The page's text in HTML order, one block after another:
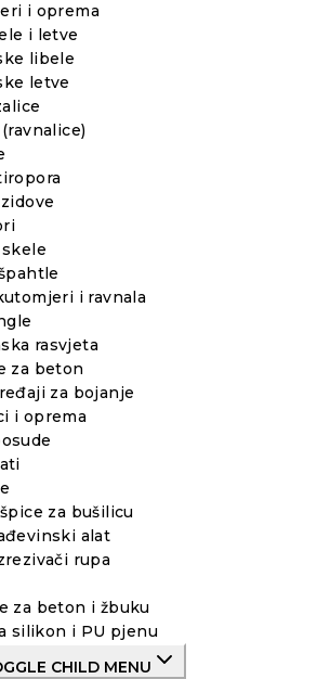
i oprema
i letve
libele
letve
i ravnala
rasvjeta
za beton
za bojanje
i oprema
za bušilicu
alat
rupa
za beton i žbuku
silikon i PU pjenu
CHILD MENU